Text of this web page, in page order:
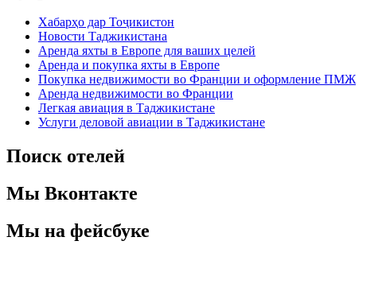
Хабарҳо дар Тоҷикистон
Новости Таджикистана
Аренда яхты в Европе для ваших целей
Аренда и покупка яхты в Европе
Покупка недвижимости во Франции и оформление ПМЖ
Аренда недвижимости во Франции
Легкая авиация в Таджикистане
Услуги деловой авиации в Таджикистане
Поиск отелей
Мы Вконтакте
Мы на фейсбуке